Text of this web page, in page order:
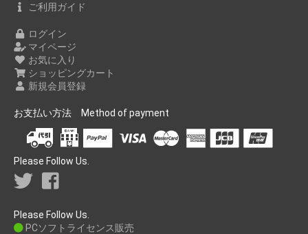
ご利用ガイド
ログイン
マイページ
お気に入り
ショッピングカート
新規会員登録
お支払い方法 Method of payment
Please Follow Us.
Please Follow Us.
PCソフトライセンス販売